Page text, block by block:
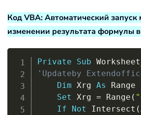
Код VBA: Автоматический запуск
изменении результата формулы
Private Sub
'Updateby
Dim Xrg As Range
Set Xrg = Range (
If
Not Intersect (